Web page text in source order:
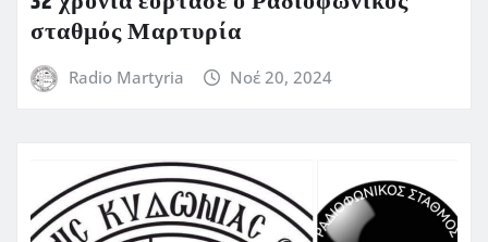
σταθμός Μαρτυρία
Radio Martyria Νοέ 20, 2024